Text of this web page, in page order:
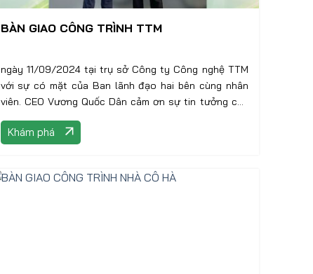
BÀN GIAO CÔNG TRÌNH TTM
ngày 11/09/2024 tại trụ sở Công ty Công nghệ TTM
với sự có mặt của Ban lãnh đạo hai bên cùng nhân
viên. CEO Vương Quốc Dân cảm ơn sự tin tưởng của
lãnh đạo Công ty TTM,
Khám phá